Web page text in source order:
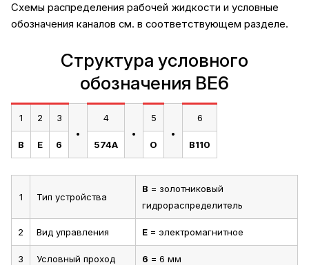
Схемы распределения рабочей жидкости и условные
обозначения каналов см. в соответствующем разделе.
Структура условного
обозначения ВЕ6
1 2 3 . 4 . 5 . 6
В Е 6 574А О В110
1 Тип устройства
В = золотниковый
гидрораспределитель
2 Вид управления Е = электромагнитное
3 Условный проход 6 = 6 мм